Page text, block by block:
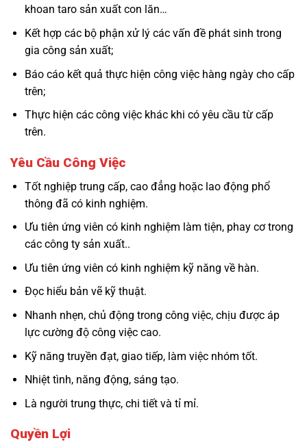
khoan taro sản xuất con lăn…
Kết hợp các bộ phận xử lý các vấn đề phát sinh trong
gia công sản xuất;
Báo cáo kết quả thực hiện công việc hàng ngày cho cấp
trên;
Thực hiện các công việc khác khi có yêu cầu từ cấp
trên.
Yêu Cầu Công Việc
Tốt nghiệp trung cấp, cao đẳng hoặc lao động phổ
thông đã có kinh nghiệm.
Ưu tiên ứng viên có kinh nghiệm làm tiện, phay cơ trong
các công ty sản xuất..
Ưu tiên ứng viên có kinh nghiệm kỹ năng về hàn.
Đọc hiểu bản vẽ kỹ thuật.
Nhanh nhẹn, chủ động trong công việc, chịu được áp
lực cường độ công việc cao.
Kỹ năng truyền đạt, giao tiếp, làm việc nhóm tốt.
Nhiệt tình, năng động, sáng tạo.
Là người trung thực, chi tiết và tỉ mỉ.
Quyền Lợi